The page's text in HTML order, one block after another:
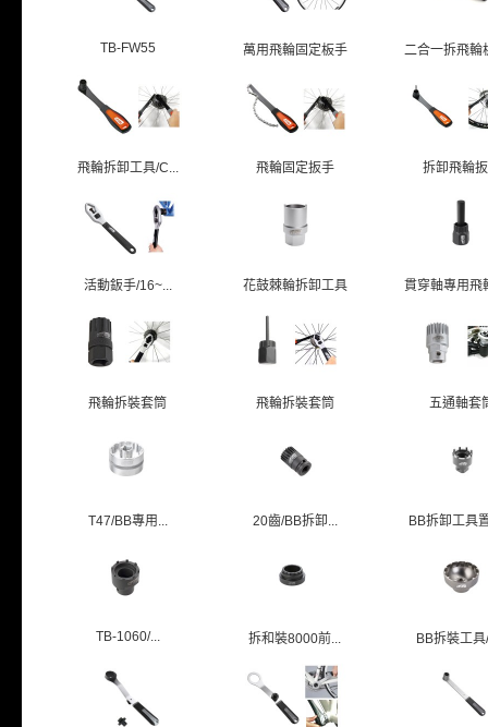
TB-FW55 萬用飛輪固定板手 二合一拆飛輪
飛輪拆卸工具/C... 飛輪固定扳手 拆卸飛輪
活動鈑手/16~... 花鼓棘輪拆卸工具 貫穿軸專用飛
飛輪拆裝套筒 飛輪拆裝套筒 五通軸套
T47/BB專用... 20齒/BB拆卸... BB拆卸工具
TB-1060/... 拆和裝8000前... BB拆裝工具